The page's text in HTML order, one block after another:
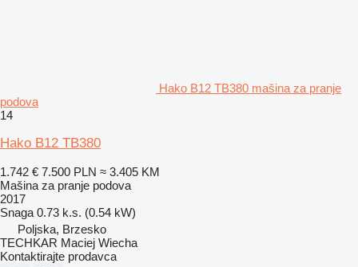
Hako B12 TB380 mašina za pranje
podova
14
Hako B12 TB380
1.742 € 7.500 PLN ≈ 3.405 KM
Mašina za pranje podova
2017
Snaga 0.73 k.s. (0.54 kW)
Poljska, Brzesko
TECHKAR Maciej Wiecha
Kontaktirajte prodavca